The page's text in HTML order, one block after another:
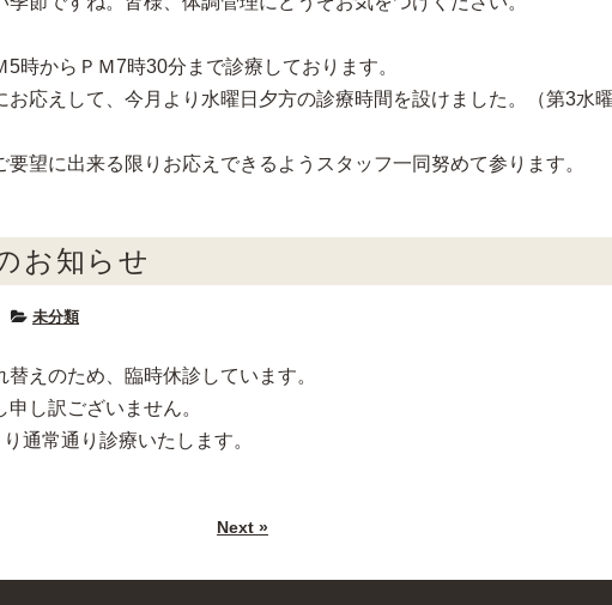
5時からＰＭ7時30分まで診療しております。
お応えして、今月より水曜日夕方の診療時間を設けました。（第3水曜
要望に出来る限りお応えできるようスタッフ一同努めて参ります。
お知らせ
未分類
えのため、臨時休診しています。
し訳ございません。
通常通り診療いたします。
Next »